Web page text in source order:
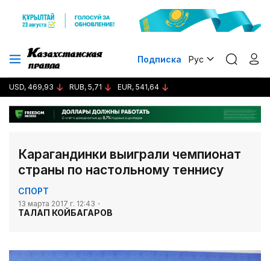
Подписка Рус
USD, 469,93 RUB, 5,71 EUR, 541,64
Карагандинки выиграли чемпионат
страны по настольному теннису
СПОРТ
13 марта 2017 г. 12:43
ТАЛАП КОЙБАГАРОВ